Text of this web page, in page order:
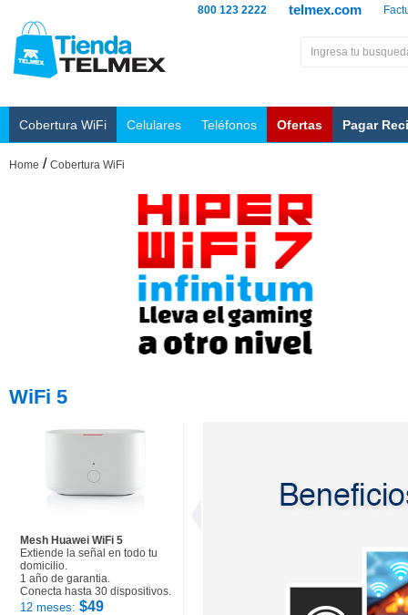
telmex.com
800 123 2222
Cobertura WiFi Celulares Teléfonos Ofertas Pagar
Home / Cobertura WiFi
WiFi 5
Mesh Huawei WiFi 5
Extiende la señal en todo tu
domicilio.
1 año de garantia.
Conecta hasta 30 dispositivos.
12 meses: $49